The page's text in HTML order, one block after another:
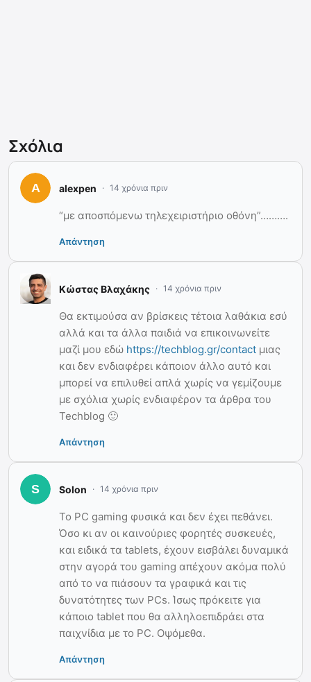
Σχόλια
alexpen 14 χρόνια πριν
“με αποσπόμενω τηλεχειριστήριο οθόνη”……….
Απάντηση
Κώστας Βλαχάκης 14 χρόνια πριν
Θα εκτιμούσα αν βρίσκεις τέτοια λαθάκια εσύ
αλλά και τα άλλα παιδιά να επικοινωνείτε
μαζί μου εδώ https://techblog.gr/contact μιας
και δεν ενδιαφέρει κάποιον άλλο αυτό και
μπορεί να επιλυθεί απλά χωρίς να γεμίζουμε
με σχόλια χωρίς ενδιαφέρον τα άρθρα του
Techblog 🙂
Απάντηση
Solon 14 χρόνια πριν
Το PC gaming φυσικά και δεν έχει πεθάνει.
Όσο κι αν οι καινούριες φορητές συσκευές,
και ειδικά τα tablets, έχουν εισβάλει δυναμικά
στην αγορά του gaming απέχουν ακόμα πολύ
από το να πιάσουν τα γραφικά και τις
δυνατότητες των PCs. Ίσως πρόκειτε για
κάποιο tablet που θα αλληλοεπιδράει στα
παιχνίδια με το PC. Οψόμεθα.
Απάντηση